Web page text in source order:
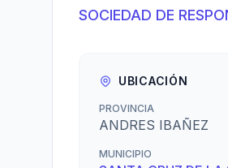
SOCIEDAD DE
UBICACIÓN
PROVINCIA
ANDRES IBAÑEZ
MUNICIPIO